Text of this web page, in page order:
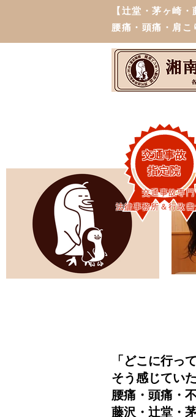
【辻堂・茅ヶ崎
腰痛・頭痛・肩こ
交通事故
指定院
交通事故専門
法律事務所＆行政
「どこに行っ
そう感じてい
腰痛・頭痛・
藤沢・辻堂・